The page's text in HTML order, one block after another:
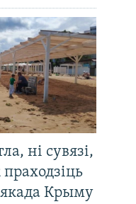
ні сувязі,
Крыму